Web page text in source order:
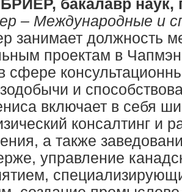
бакалавр
– Международные и
занимает должность
проектам в
сфере
и
включает в себя
консалтинг и
а также
управление